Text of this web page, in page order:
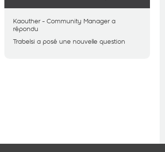
Kaouther - Community Manager a
répondu
Trabelsi a posé une nouvelle question